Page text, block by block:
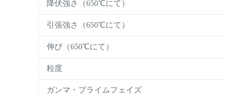
降伏強さ（650℃にて）
引張強さ（650℃にて）
伸び（650℃にて）
粒度
ガンマ・プライムフェイズ